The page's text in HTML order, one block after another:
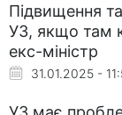
Підвищення
УЗ, якщо там
екс-міністр
31.01.2025 -